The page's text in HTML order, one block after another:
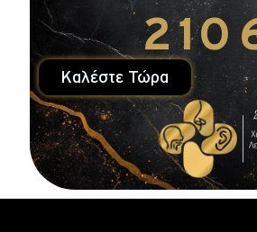
210
Καλέστε Τώρα